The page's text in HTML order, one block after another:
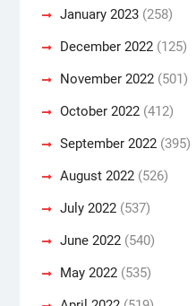
January 2023(258)
December 2022(125)
November 2022(501)
October 2022(412)
September 2022(395)
August 2022(526)
July 2022(537)
June 2022(540)
May 2022(535)